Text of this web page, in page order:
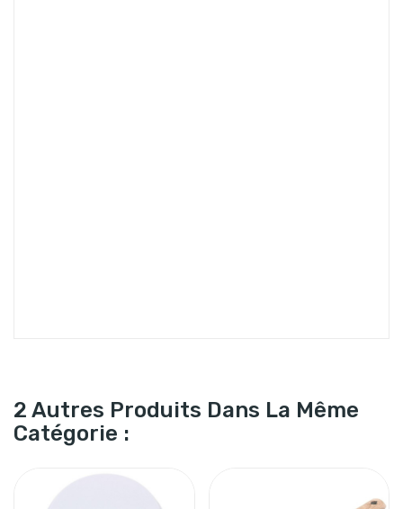
2 Autres Produits Dans La Même
Catégorie :